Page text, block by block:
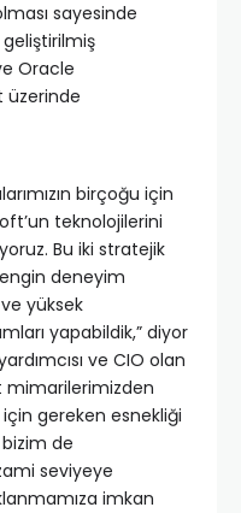
sayesinde
geliştirilmiş
Oracle
üzerinde
birçoğu için
teknolojilerini
Bu iki stratejik
deneyim
yüksek
yapabildik,” diyor
ve CIO olan
mimarilerimizden
gereken esnekliği
de
seviyeye
imkan